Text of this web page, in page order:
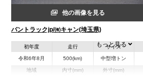
他の画像を見る
バントラックjp/㈲キャン(埼玉県)
初年度
令和6年8月
走行
500(km)
サイズ
中型増トン
地域 内寸(mm) 外寸(mm)
もっと見る